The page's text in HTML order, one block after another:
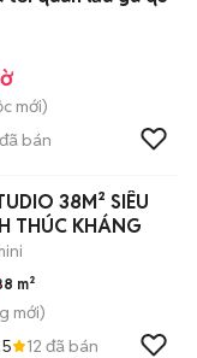
mới)
đã bán
38M² SIÊU
THÚC KHÁNG
m²
mới)
12 đã bán